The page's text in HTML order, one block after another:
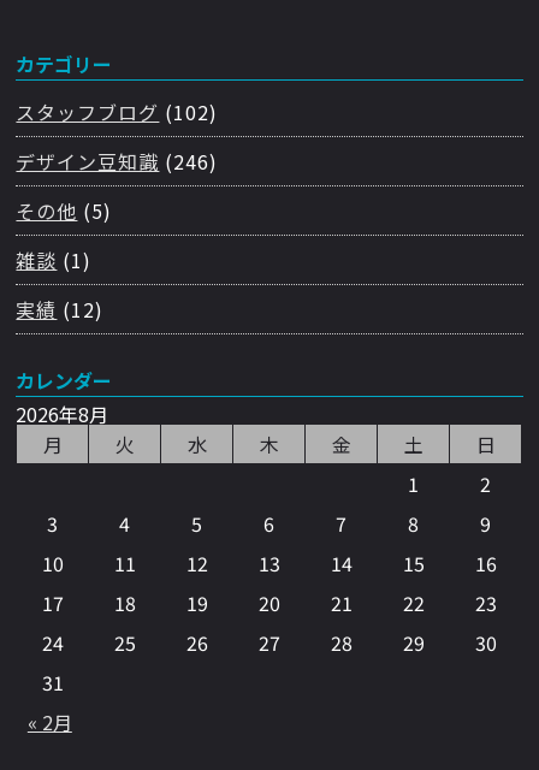
カテゴリー
スタッフブログ (102)
デザイン豆知識 (246)
その他 (5)
雑談 (1)
実績 (12)
カレンダー
2026年8月
月
火 水 木 金 土 日
« 2月
1
2
3
4 5 6 7 8
9
10
11 12 13 14 15
16
17
18 19 20 21 22
23
24
25 26 27 28 29
30
31